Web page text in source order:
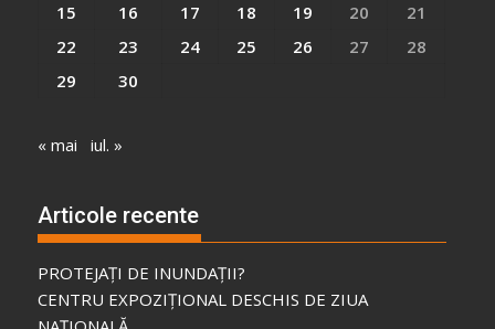
15
16 17 18 19 20
21
22
23 24 25 26 27
28
29
30
« mai iul. »
Articole recente
PROTEJAȚI DE INUNDAȚII?
CENTRU EXPOZIȚIONAL DESCHIS DE ZIUA